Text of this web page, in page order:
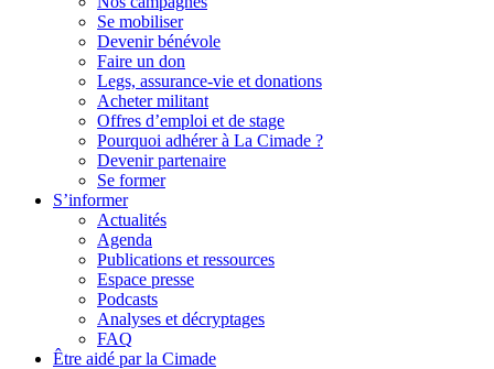
Se mobiliser
Devenir bénévole
Faire un don
Legs, assurance-vie et donations
Acheter militant
Offres d’emploi et de stage
Pourquoi adhérer à La Cimade ?
Devenir partenaire
Se former
S’informer
Actualités
Agenda
Publications et ressources
Espace presse
Podcasts
Analyses et décryptages
FAQ
Être aidé par la Cimade